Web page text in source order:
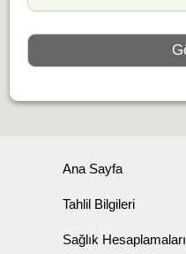
Ana Sayfa
Tahlil Bilgileri
Sağlık Hesaplamaları